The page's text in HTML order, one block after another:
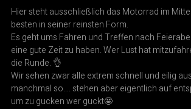
Hier steht ausschließlich das Motorrad im
besten in seiner reinsten Form.
Es geht ums Fahren und Treffen nach
eine gute Zeit zu haben. Wer Lust hat
die Runde. 👌
Wir sehen zwar alle extrem schnell und eilig
manchmal so…. stehen aber eigentlich auf
um zu gucken wer guckt🤩